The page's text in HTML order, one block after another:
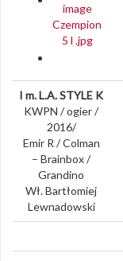
I m. L.A. STYLE K
KWPN / ogier /
2016/
Emir R / Colman
– Brainbox /
Grandino
Wł. Bartłomiej
Lewnadowski